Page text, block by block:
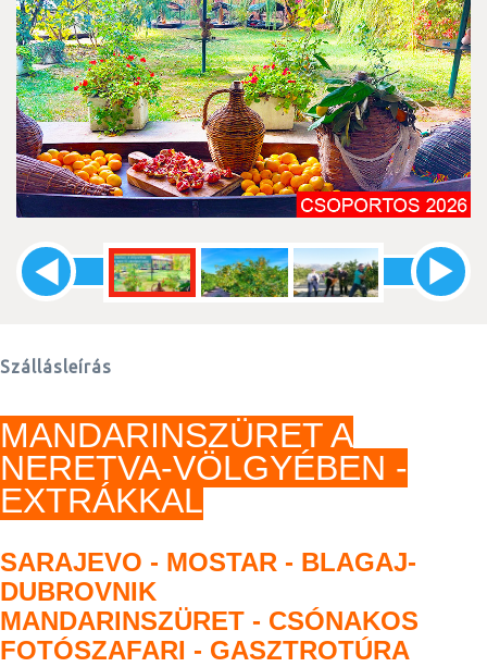
Szállásleírás
MANDARINSZÜRET A
NERETVA-VÖLGYÉBEN -
EXTRÁKKAL
SARAJEVO - MOSTAR - BLAGAJ-
DUBROVNIK
MANDARINSZÜRET - CSÓNAKOS
FOTÓSZAFARI - GASZTROTÚRA